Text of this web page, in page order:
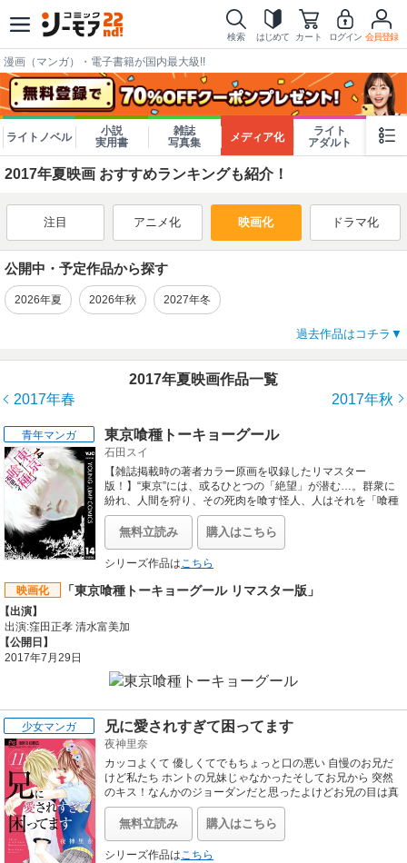
検索 はじめて カート ログイン 会員登録
漫画（マンガ）・電子書籍が国内最大級!!
ライトノベル
小説
実用書
雑誌
写真集
メディア化
ライト
アダルト
2017年夏映画 おすすめランキングも紹介！
注目 アニメ化 映画化 ドラマ化
公開中・予定作品から探す
2026年夏 2026年秋 2027年冬
過去作品はコチラ
2017年夏映画作品一覧
2017年春
2017年秋
青年マンガ 東京喰種トーキョーグール
石田スイ
【雑誌掲載時の著者カラー原画を収録したリマスター
版！】“東京”には、或るひとつの「絶望」が潜む…。群衆に
紛れ、人間を狩り、その死肉を喰す怪人、人はそれを「喰種
（グール）」と呼ぶ。青年が怪人に邂逅したとき、数奇な運
命が廻り始める──！
無料立読み 購入はこちら
シリーズ作品は こちら
映画化 「東京喰種トーキョーグール リマスター版」
【出演】
出演:窪田正孝 清水富美加
【公開日】
2017年7月29日
少女マンガ 兄に愛されすぎて困ってます
夜神里奈
カッコよくて 優しくてでもちょっと口の悪い 自慢のお兄だ
けど私たち ホントの兄妹じゃなかったそしてお兄から 突然
のキス！なんかのジョーダンだと思ったよけどお兄の目は真
剣で･･・このドキドキをどうすればいい？兄妹なのに こんな
に愛されてどうしたらいい？「１７歳、キスとジレンマ」
「制服でヴァニラ・キス」の夜神里奈が贈る、ヤンデレ兄に
愛されまくりな兄妹ラブ！兄系イケメンだらけの愛されスト
無料立読み 購入はこちら
シリーズ作品はこちら